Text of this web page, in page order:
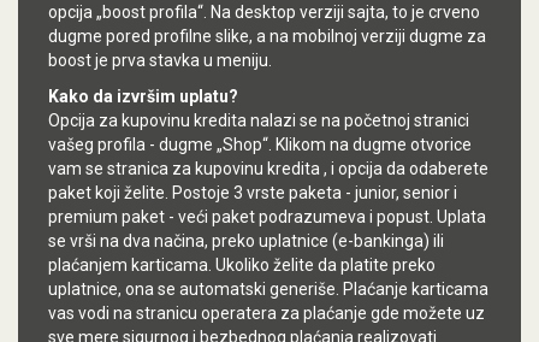
opcija „boost profila“. Na desktop verziji sajta, to je crveno
dugme pored profilne slike, a na mobilnoj verziji dugme za
boost je prva stavka u meniju.
Kako da izvršim uplatu?
Opcija za kupovinu kredita nalazi se na početnoj stranici
vašeg profila - dugme „Shop“. Klikom na dugme otvorice
vam se stranica za kupovinu kredita , i opcija da odaberete
paket koji želite. Postoje 3 vrste paketa - junior, senior i
premium paket - veći paket podrazumeva i popust. Uplata
se vrši na dva načina, preko uplatnice (e-bankinga) ili
plaćanjem karticama. Ukoliko želite da platite preko
uplatnice, ona se automatski generiše. Plaćanje karticama
vas vodi na stranicu operatera za plaćanje gde možete uz
sve mere sigurnog i bezbednog plaćanja realizovati